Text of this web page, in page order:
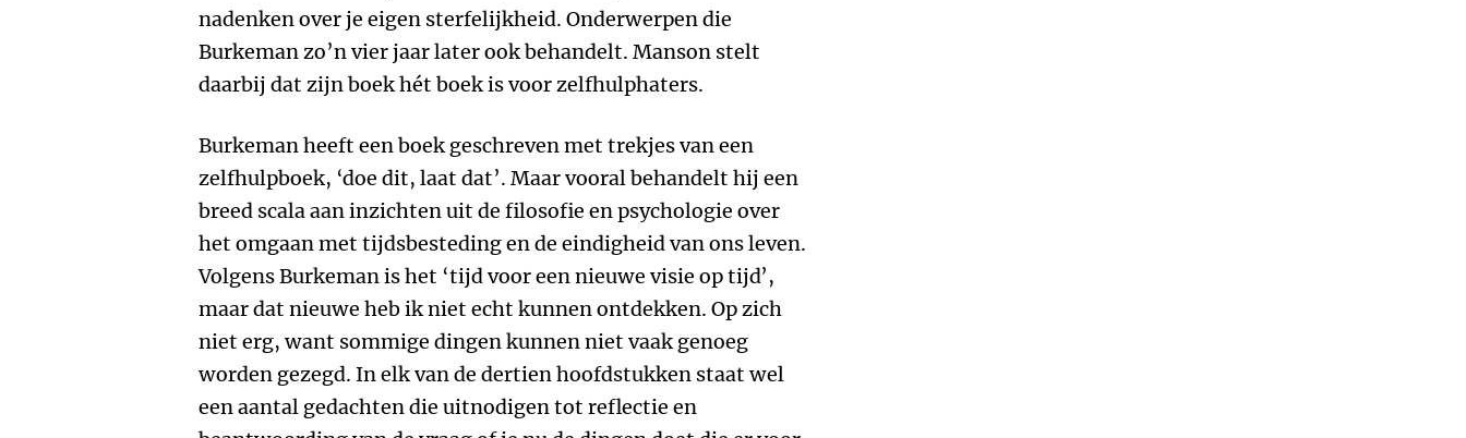
nadenken over je eigen sterfelijkheid. Onderwerpen die
Burkeman zo’n vier jaar later ook behandelt. Manson stelt
daarbij dat zijn boek hét boek is voor zelfhulphaters.
Burkeman heeft een boek geschreven met trekjes van een
zelfhulpboek, ‘doe dit, laat dat’. Maar vooral behandelt hij een
breed scala aan inzichten uit de filosofie en psychologie over
het omgaan met tijdsbesteding en de eindigheid van ons leven.
Volgens Burkeman is het ‘tijd voor een nieuwe visie op tijd’,
maar dat nieuwe heb ik niet echt kunnen ontdekken. Op zich
niet erg, want sommige dingen kunnen niet vaak genoeg
worden gezegd. In elk van de dertien hoofdstukken staat wel
een aantal gedachten die uitnodigen tot reflectie en